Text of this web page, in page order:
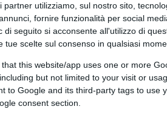
partner utilizziamo, sul nostro sito,
fornire funzionalità per social
di seguito si acconsente all'utilizzo di
tue scelte sul consenso in qualsiasi
that this website/app uses one or more
but not limited to your visit or
to Google and its third-party tags to use
consent section.
di Claudio Romiti
14 Giugno 2024, 12:31